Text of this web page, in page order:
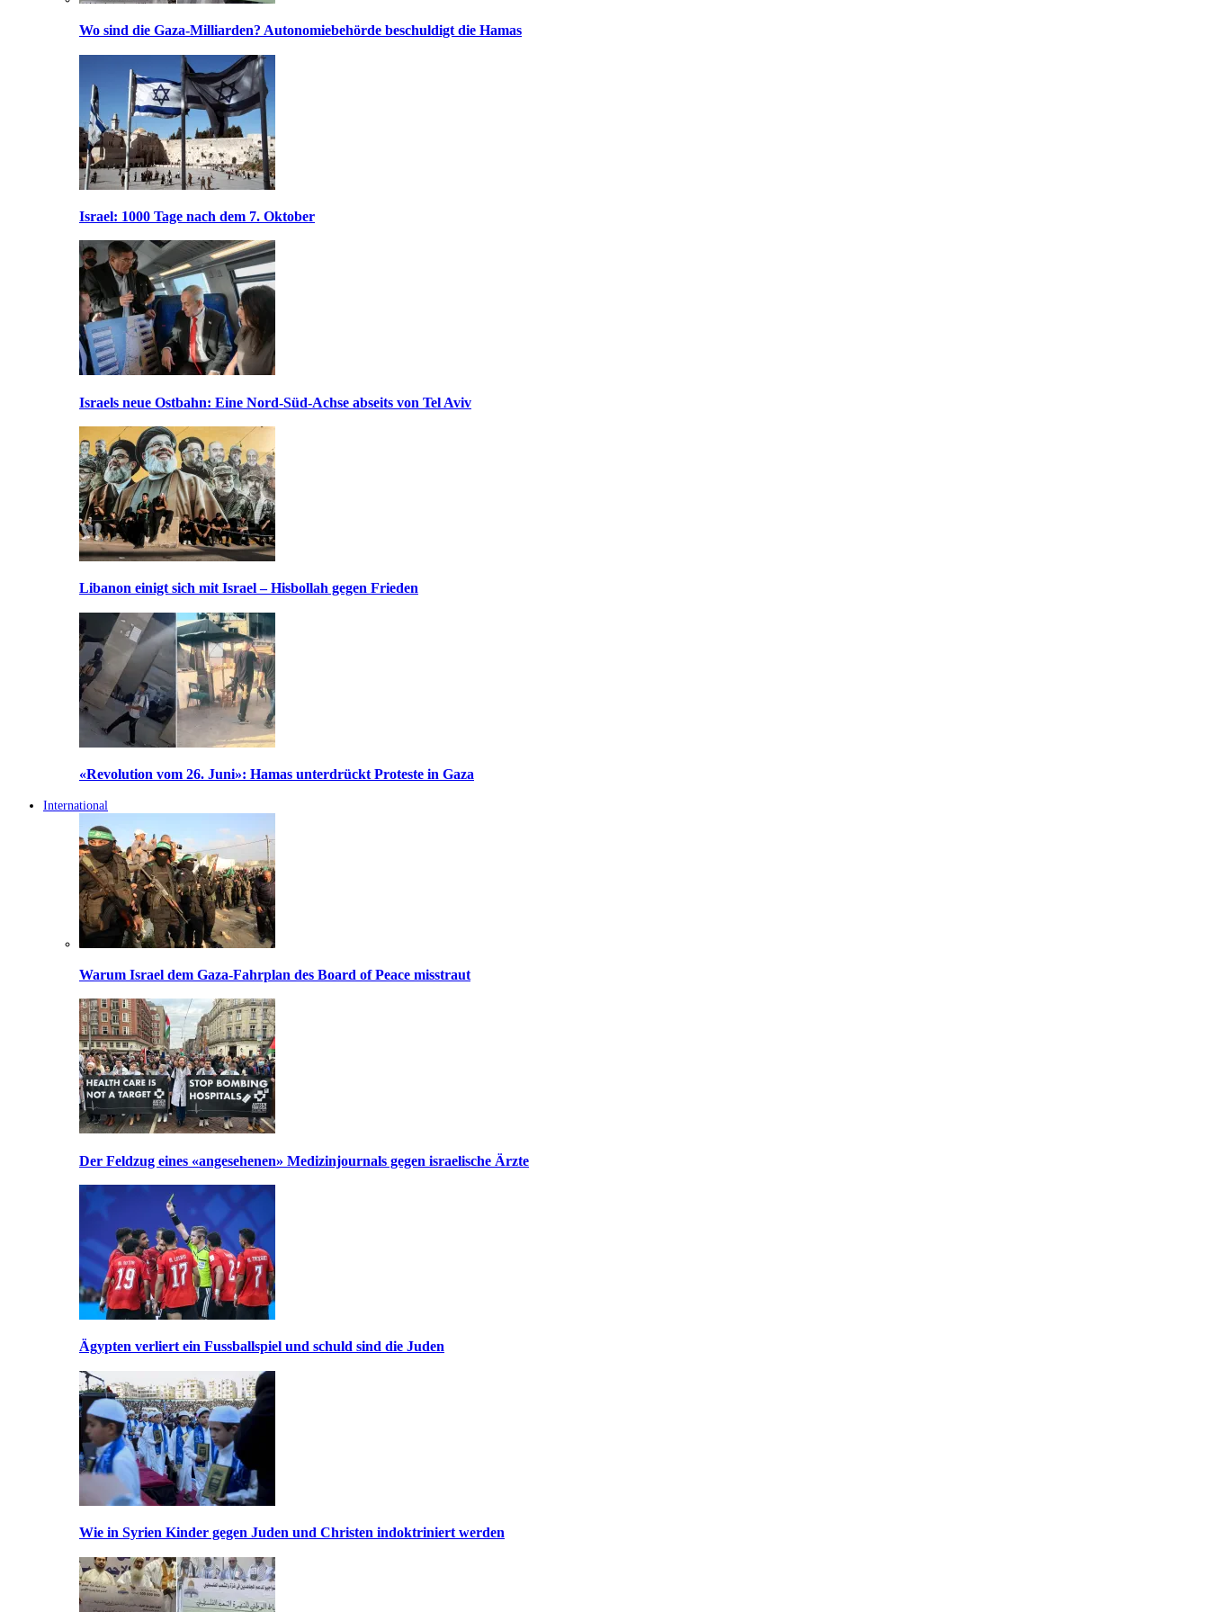
Wo sind die Gaza-Milliarden? Autonomiebehörde beschuldigt die Hamas
Israel: 1000 Tage nach dem 7. Oktober
Israels neue Ostbahn: Eine Nord-Süd-Achse abseits von Tel Aviv
Libanon einigt sich mit Israel – Hisbollah gegen Frieden
«Revolution vom 26. Juni»: Hamas unterdrückt Proteste in Gaza
International
Warum Israel dem Gaza-Fahrplan des Board of Peace misstraut
Der Feldzug eines «angesehenen» Medizinjournals gegen israelische Ärzte
Ägypten verliert ein Fussballspiel und schuld sind die Juden
Wie in Syrien Kinder gegen Juden und Christen indoktriniert werden